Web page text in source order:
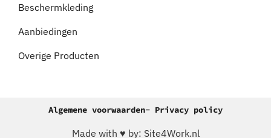
Beschermkleding
Aanbiedingen
Overige Producten
Algemene voorwaarden- Privacy policy
Made with ♥ by: Site4Work.nl